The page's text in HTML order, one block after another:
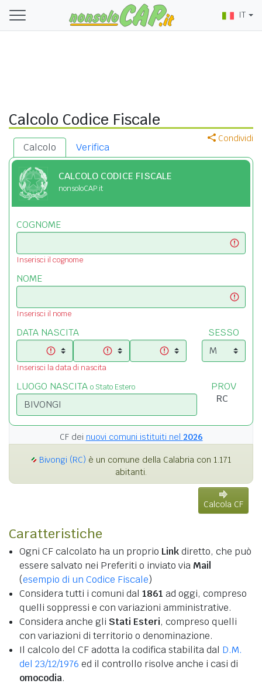
IT
Calcolo Codice Fiscale
Condividi
Calcolo Verifica
CALCOLO CODICE FISCALE
nonsoloCAP.it
COGNOME
Inserisci il cognome
NOME
Inserisci il nome
DATA NASCITA
Inserisci la data di nascita
SESSO
LUOGO NASCITA o Stato Estero PROV
CF dei nuovi comuni istituiti nel 2026
Bivongi (RC) è un comune della Calabria con 1.171
abitanti.
Calcola CF
Caratteristiche
Ogni CF calcolato ha un proprio Linkdiretto, che può
essere salvato nei Preferiti o inviato via Mail
(esempio di un Codice Fiscale)
Considera tutti i comuni dal 1861 ad oggi, compreso
quelli soppressi e con variazioni amministrative.
Considera anche gli Stati Esteri, compreso quelli
con variazioni di territorio o denominazione.
Il calcolo del CF adotta la codifica stabilita dal D.M.
del 23/12/1976 ed il controllo risolve anche i casi di
omocodia.